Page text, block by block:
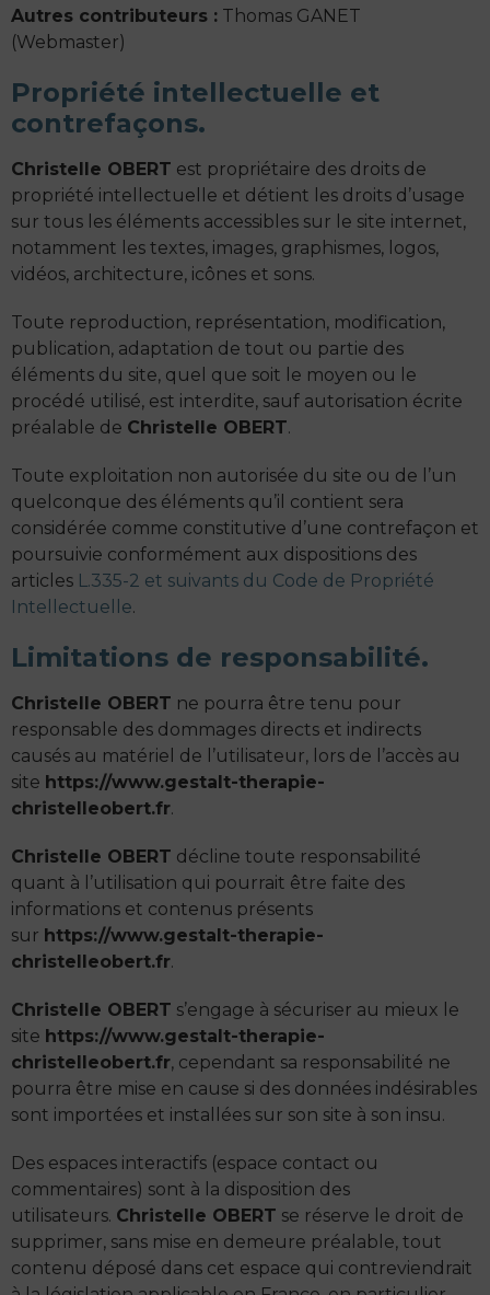
Autres contributeurs : Thomas GANET
(Webmaster)
Propriété intellectuelle et
contrefaçons.
Christelle OBERT est propriétaire des droits de
propriété intellectuelle et détient les droits d’usage
sur tous les éléments accessibles sur le site internet,
notamment les textes, images, graphismes, logos,
vidéos, architecture, icônes et sons.
Toute reproduction, représentation, modification,
publication, adaptation de tout ou partie des
éléments du site, quel que soit le moyen ou le
procédé utilisé, est interdite, sauf autorisation écrite
préalable de Christelle OBERT.
Toute exploitation non autorisée du site ou de l’un
quelconque des éléments qu’il contient sera
considérée comme constitutive d’une contrefaçon et
poursuivie conformément aux dispositions des
articles L.335-2 et suivants du Code de Propriété
Intellectuelle.
Limitations de responsabilité.
Christelle OBERT ne pourra être tenu pour
responsable des dommages directs et indirects
causés au matériel de l’utilisateur, lors de l’accès au
site https://www.gestalt-therapie-
christelleobert.fr.
Christelle OBERT décline toute responsabilité
quant à l’utilisation qui pourrait être faite des
informations et contenus présents
sur https://www.gestalt-therapie-
christelleobert.fr.
Christelle OBERT s’engage à sécuriser au mieux le
site https://www.gestalt-therapie-
christelleobert.fr, cependant sa responsabilité ne
pourra être mise en cause si des données indésirables
sont importées et installées sur son site à son insu.
Des espaces interactifs (espace contact ou
commentaires) sont à la disposition des
utilisateurs. Christelle OBERT se réserve le droit de
supprimer, sans mise en demeure préalable, tout
contenu déposé dans cet espace qui contreviendrait